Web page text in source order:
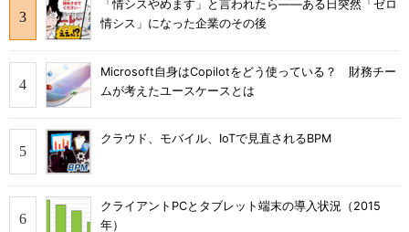
「情シスやめます」と言われたら――ある日突然「ゼロ
情シス」になった企業のその後
Microsoft自身はCopilotをどう使っている？ 財務チー
ムが考えたユースケースとは
クラウド、モバイル、IoTで見直されるBPM
クライアントPCとタブレット端末の導入状況（2015
年）